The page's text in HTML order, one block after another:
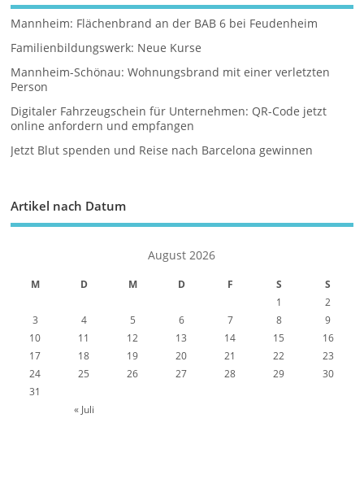
Mannheim: Flächenbrand an der BAB 6 bei Feudenheim
Familienbildungswerk: Neue Kurse
Mannheim-Schönau: Wohnungsbrand mit einer verletzten
Person
Digitaler Fahrzeugschein für Unternehmen: QR-Code jetzt
online anfordern und empfangen
Jetzt Blut spenden und Reise nach Barcelona gewinnen
Artikel nach Datum
August 2026
M D M D F S S
« Juli
1
2
3
4 5 6 7 8
9
10
11 12 13 14 15
16
17
18 19 20 21 22
23
24
25 26 27 28 29
30
31